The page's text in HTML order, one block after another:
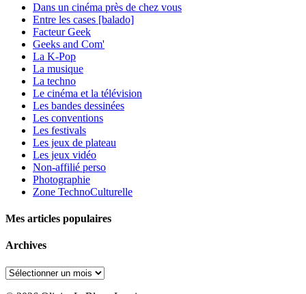
Dans un cinéma près de chez vous
Entre les cases [balado]
Facteur Geek
Geeks and Com'
La K-Pop
La musique
La techno
Le cinéma et la télévision
Les bandes dessinées
Les conventions
Les festivals
Les jeux de plateau
Les jeux vidéo
Non-affilié perso
Photographie
Zone TechnoCulturelle
Mes articles populaires
Archives
Archives